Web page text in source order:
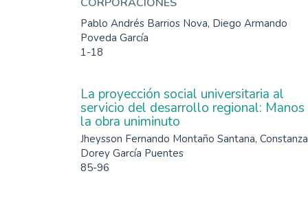
Pablo Andrés Barrios Nova, Diego Armando
Poveda García
1-18
La proyección social universitaria al
servicio del desarrollo regional: Manos
la obra uniminuto
Jheysson Fernando Montaño Santana, Constanza
Dorey García Puentes
85-96